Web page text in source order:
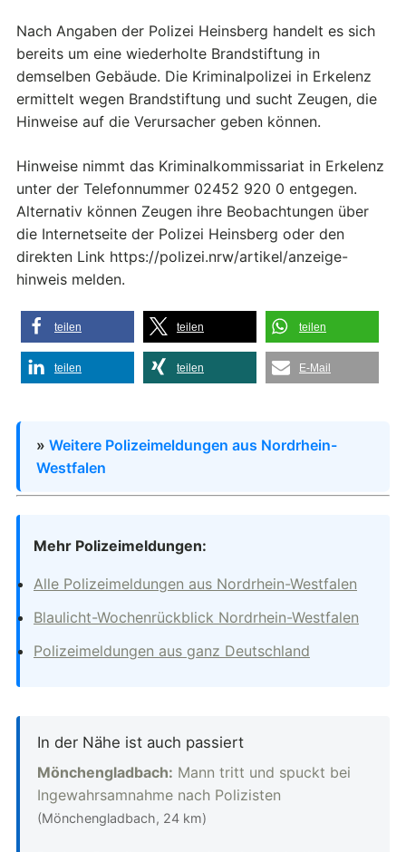
Nach Angaben der Polizei Heinsberg handelt es sich
bereits um eine wiederholte Brandstiftung in
demselben Gebäude. Die Kriminalpolizei in Erkelenz
ermittelt wegen Brandstiftung und sucht Zeugen, die
Hinweise auf die Verursacher geben können.
Hinweise nimmt das Kriminalkommissariat in Erkelenz
unter der Telefonnummer 02452 920 0 entgegen.
Alternativ können Zeugen ihre Beobachtungen über
die Internetseite der Polizei Heinsberg oder den
direkten Link https://polizei.nrw/artikel/anzeige-
hinweis melden.
teilen teilen teilen
teilen teilen E-Mail
» Weitere Polizeimeldungen aus Nordrhein-
Westfalen
Mehr Polizeimeldungen:
Alle Polizeimeldungen aus Nordrhein-Westfalen
Blaulicht-Wochenrückblick Nordrhein-Westfalen
Polizeimeldungen aus ganz Deutschland
In der Nähe ist auch passiert
Mönchengladbach: Mann tritt und spuckt bei
Ingewahrsamnahme nach Polizisten
(Mönchengladbach, 24 km)